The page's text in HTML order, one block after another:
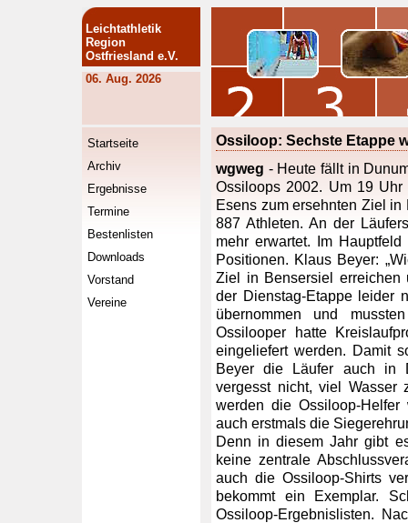
Leichtathletik
Region
Ostfriesland e.V.
06. Aug. 2026
Startseite
Archiv
Ergebnisse
Termine
Bestenlisten
Downloads
Vorstand
Vereine
Ossiloop: Sechste Etappe
wgweg - Heute fällt in
Ossiloops 2002. Um 19
Esens zum ersehnten Ziel
887 Athleten. An der
mehr erwartet. Im
Positionen. Klaus Beyer:
Ziel in Bensersiel erreichen
der Dienstag-Etappe leider
übernommen und
Ossilooper hatte
eingeliefert werden. Damit
Beyer die Läufer auch in
vergesst nicht, viel Wasser
werden die Ossiloop-
auch erstmals die
Denn in diesem Jahr gibt
keine zentrale
auch die Ossiloop-Shirts
bekommt ein Exemplar.
Ossiloop-Ergebnislisten.